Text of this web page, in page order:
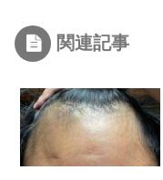
関連記事